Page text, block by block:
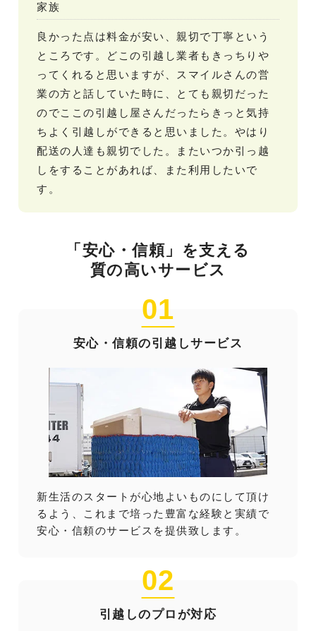
家族
良かった点は料金が安い、親切で丁寧という
ところです。どこの引越し業者もきっちりや
ってくれると思いますが、スマイルさんの営
業の方と話していた時に、とても親切だった
のでここの引越し屋さんだったらきっと気持
ちよく引越しができると思いました。やはり
配送の人達も親切でした。またいつか引っ越
しをすることがあれば、また利用したいで
す。
「安心・信頼」を支える
質の高いサービス
01
安心・信頼の引越しサービス
新生活のスタートが心地よいものにして頂け
るよう、これまで培った豊富な経験と実績で
安心・信頼のサービスを提供致します。
02
引越しのプロが対応